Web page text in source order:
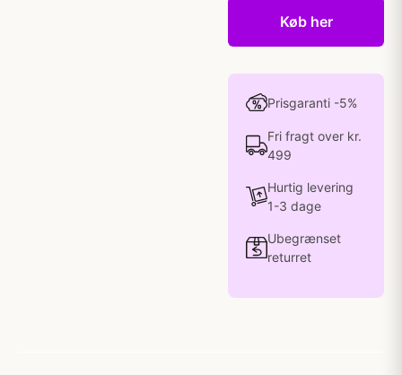
Køb her
Prisgaranti -5%
Fri fragt over kr.
499
Hurtig levering
1-3 dage
Ubegrænset
returret